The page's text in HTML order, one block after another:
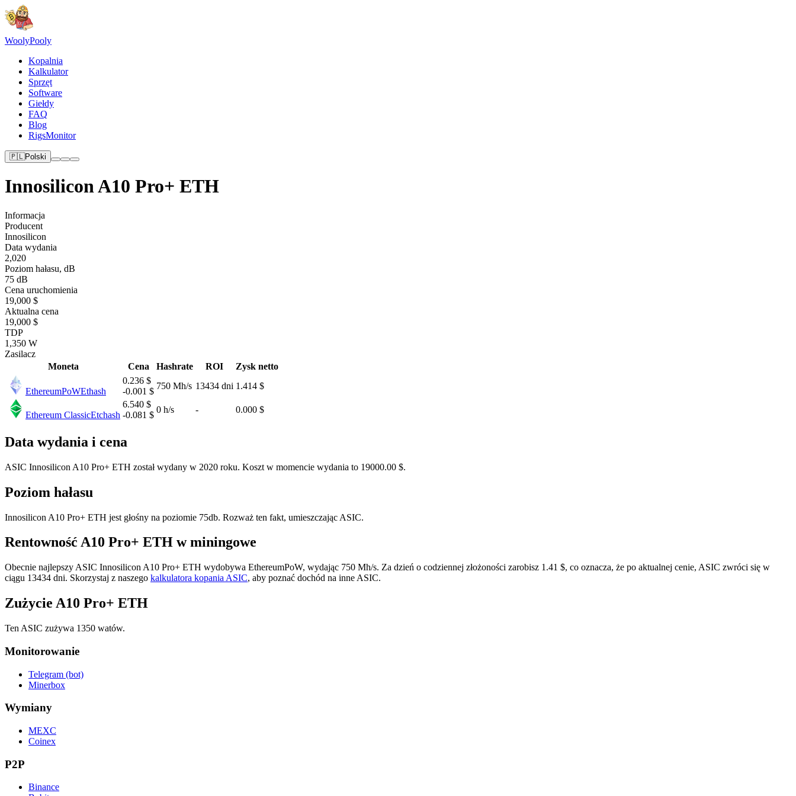
WoolyPooly
Kopalnia
Kalkulator
Sprzęt
Software
Giełdy
FAQ
Blog
RigsMonitor
🇵🇱Polski
Innosilicon A10 Pro+ ETH
Informacja
Producent
Innosilicon
Data wydania
2,020
Poziom hałasu, dB
75 dB
Cena uruchomienia
19,000 $
Aktualna cena
19,000 $
TDP
1,350 W
Zasilacz
Moneta
Cena Hashrate ROI Zysk netto
EthereumPoWEthash
0.236 $
-0.001 $
750 Mh/s 13434 dni 1.414 $
Ethereum ClassicEtchash
6.540 $
-0.081 $
0 h/s - 0.000 $
Data wydania i cena
ASIC Innosilicon A10 Pro+ ETH został wydany w 2020 roku. Koszt w momencie wydania to 19000.00 $.
Poziom hałasu
Innosilicon A10 Pro+ ETH jest głośny na poziomie 75db. Rozważ ten fakt, umieszczając ASIC.
Rentowność A10 Pro+ ETH w miningowe
Obecnie najlepszy ASIC Innosilicon A10 Pro+ ETH wydobywa EthereumPoW, wydając 750 Mh/s. Za dzień o codziennej złożoności zarobisz 1.41 $, co oznacza, że ​​po aktualnej cenie, ASIC zwróci się w
ciągu 13434 dni. Skorzystaj z naszego kalkulatora kopania ASIC, aby poznać dochód na inne ASIC.
Zużycie A10 Pro+ ETH
Ten ASIC zużywa 1350 watów.
Monitorowanie
Telegram (bot)
Minerbox
Wymiany
MEXC
Coinex
P2P
Binance